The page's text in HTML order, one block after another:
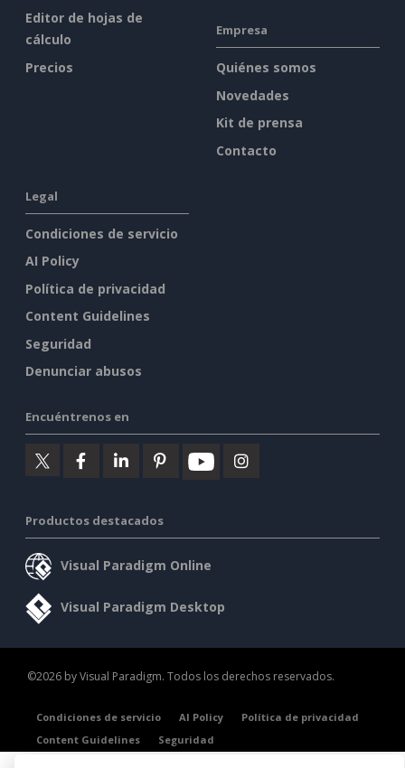
Editor de hojas de
cálculo
Precios
Empresa
Quiénes somos
Novedades
Kit de prensa
Contacto
Legal
Condiciones de servicio
AI Policy
Política de privacidad
Content Guidelines
Seguridad
Denunciar abusos
Encuéntrenos en
Productos destacados
Visual Paradigm Online
Visual Paradigm Desktop
©2026 by Visual Paradigm. Todos los derechos reservados.
Condiciones de servicio AI Policy
Política de privacidad
Content Guidelines
Seguridad